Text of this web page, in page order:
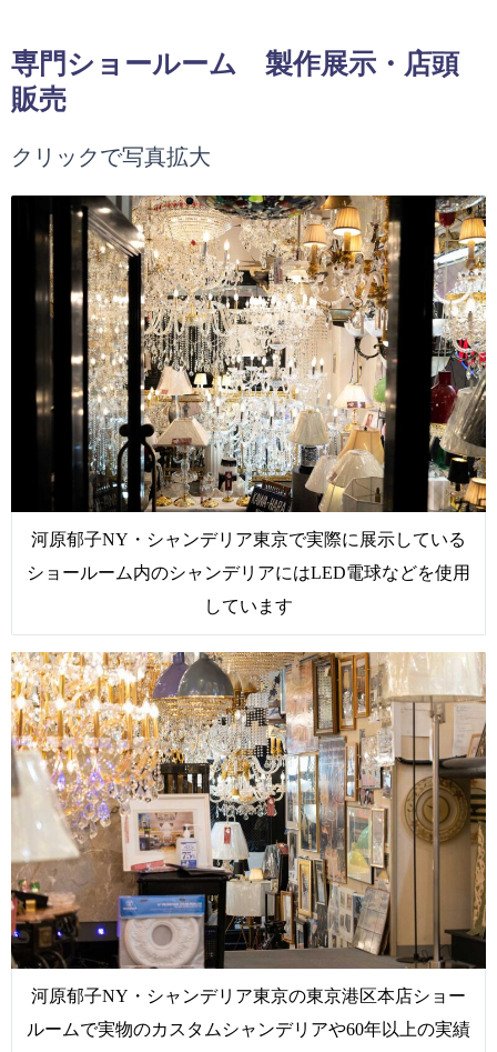
専門ショールーム 製作展示・店頭
販売
クリックで写真拡大
河原郁子NY・シャンデリア東京で実際に展示している
ショールーム内のシャンデリアにはLED電球などを使用
しています
河原郁子NY・シャンデリア東京の東京港区本店ショー
ルームで実物のカスタムシャンデリアや60年以上の実績